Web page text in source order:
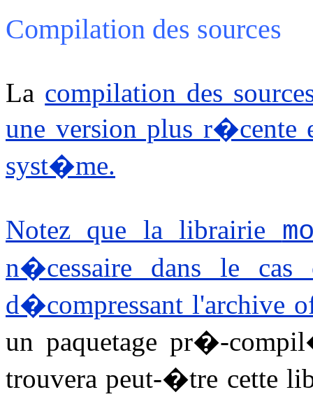
Compilation des sources
La compilation des
une version plus r�cente
syst�me.
Notez que la librairie
n�cessaire dans le
d�compressant l'archive
un paquetage pr�-
trouvera peut-�tre cette